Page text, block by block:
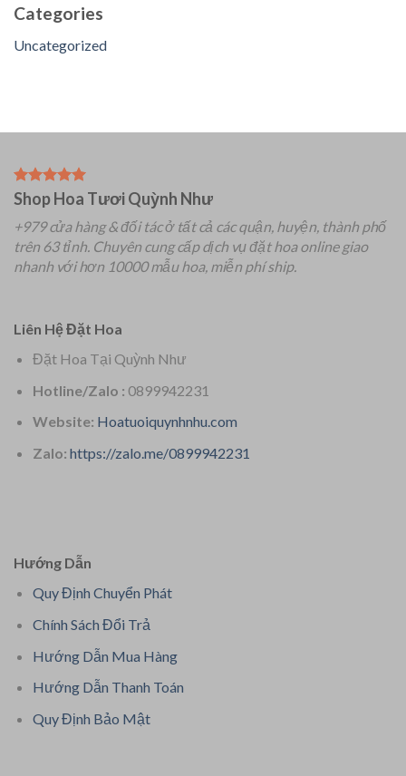
Categories
Uncategorized
Shop Hoa Tươi Quỳnh Như
+979 cửa hàng & đối tác ở tất cả các quận, huyện, thành phố
trên 63 tỉnh. Chuyên cung cấp dịch vụ đặt hoa online giao
nhanh với hơn 10000 mẫu hoa, miễn phí ship.
Liên Hệ Đặt Hoa
Đặt Hoa Tại Quỳnh Như
Hotline/Zalo : 0899942231
Website: Hoatuoiquynhnhu.com
Zalo: https://zalo.me/0899942231
Hướng Dẫn
Quy Định Chuyển Phát
Chính Sách Đổi Trả
Hướng Dẫn Mua Hàng
Hướng Dẫn Thanh Toán
Quy Định Bảo Mật